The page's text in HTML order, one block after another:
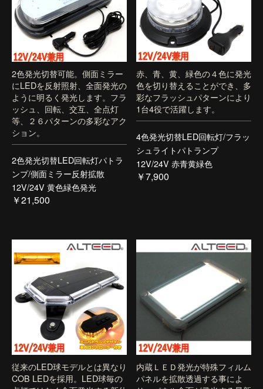
2色発光切替可能。側面ミラー
にLEDを反射照射、全面発光の
ように明るく発光します。フラ
ッシュ、回転、交互、全点灯
等、２６パターンの多彩なアク
ション。
2色発光切替LED回転灯パトラ
ンプ/側面ミラー反射拡散
12V/24V 黄色緑色発光
￥21,500
赤、青、黄、緑色の４色に発光
色を切り替えることができ、多
彩なフラッシュパターンにより
1台4役で活躍します。
4色発光切替LED回転灯/フラッ
シュライトパトランプ
12V/24V 赤青黄緑色
￥7,900
従来のLED球モデルとは異なり
COB LEDを採用。LED球毎の
内蔵ＬＥＤ発光が特殊フィルム
パネルを拡散透過する事によ